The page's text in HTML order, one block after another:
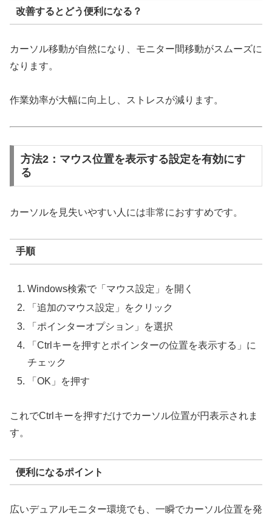
改善するとどう便利になる？
カーソル移動が自然になり、モニター間移動がスムーズに
なります。
作業効率が大幅に向上し、ストレスが減ります。
方法2：マウス位置を表示する設定を有効にす
る
カーソルを見失いやすい人には非常におすすめです。
手順
Windows検索で「マウス設定」を開く
「追加のマウス設定」をクリック
「ポインターオプション」を選択
「Ctrlキーを押すとポインターの位置を表示する」に
チェック
「OK」を押す
これでCtrlキーを押すだけでカーソル位置が円表示されま
す。
便利になるポイント
広いデュアルモニター環境でも、一瞬でカーソル位置を発